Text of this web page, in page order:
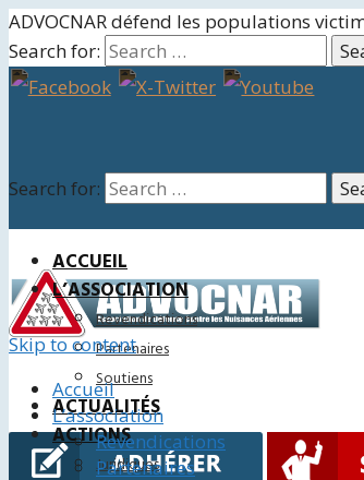
ADVOCNAR défend les populations
Search for:
Search for:
ACCUEIL
L’ASSOCIATION
Revendications
Partenaires
Soutiens
ACTUALITÉS
ACTIONS
Juridiques
Skip to content
Accueil
L’association
Revendications
Partenaires